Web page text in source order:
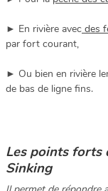
► En rivière avec des
par fort courant,
► Ou bien en rivière
de bas de ligne fins.
Les points forts
Sinking